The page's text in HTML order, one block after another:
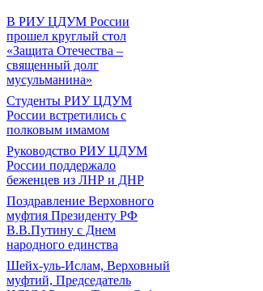
В РИУ ЦДУМ России
прошел круглый стол
«Защита Отечества –
священный долг
мусульманина»
Студенты РИУ ЦДУМ
России встретились с
полковым имамом
Руководство РИУ ЦДУМ
России поддержало
беженцев из ЛНР и ДНР
Поздравление Верховного
муфтия Президенту РФ
В.В.Путину с Днем
народного единства
Шейх-уль-Ислам, Верховный
муфтий, Председатель